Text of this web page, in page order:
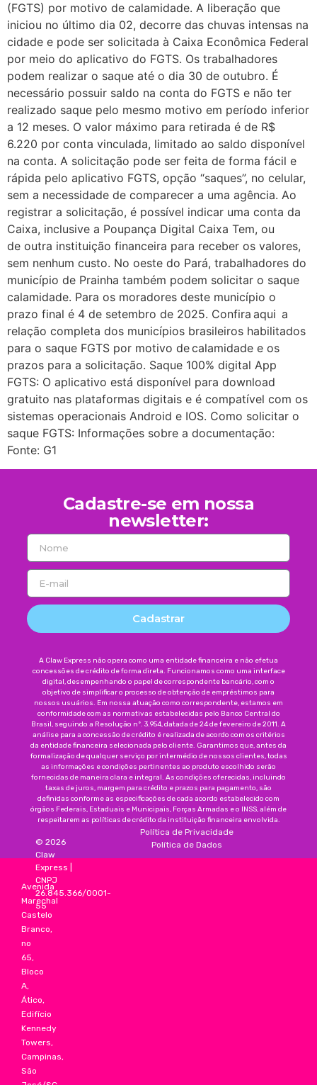
(FGTS) por motivo de calamidade. A liberação que
iniciou no último dia 02, decorre das chuvas intensas na
cidade e pode ser solicitada à Caixa Econômica Federal
por meio do aplicativo do FGTS. Os trabalhadores
podem realizar o saque até o dia 30 de outubro. É
necessário possuir saldo na conta do FGTS e não ter
realizado saque pelo mesmo motivo em período inferior
a 12 meses. O valor máximo para retirada é de R$
6.220 por conta vinculada, limitado ao saldo disponível
na conta. A solicitação pode ser feita de forma fácil e
rápida pelo aplicativo FGTS, opção “saques”, no celular,
sem a necessidade de comparecer a uma agência. Ao
registrar a solicitação, é possível indicar uma conta da
Caixa, inclusive a Poupança Digital Caixa Tem, ou
de outra instituição financeira para receber os valores,
sem nenhum custo. No oeste do Pará, trabalhadores do
município de Prainha também podem solicitar o saque
calamidade. Para os moradores deste município o
prazo final é 4 de setembro de 2025. Confira aqui a
relação completa dos municípios brasileiros habilitados
para o saque FGTS por motivo de calamidade e os
prazos para a solicitação. Saque 100% digital App
FGTS: O aplicativo está disponível para download
gratuito nas plataformas digitais e é compatível com os
sistemas operacionais Android e IOS. Como solicitar o
saque FGTS: Informações sobre a documentação:
Fonte: G1
Cadastre-se em nossa
newsletter:
Cadastrar
A Claw Express não opera como uma entidade financeira e não efetua
concessões de crédito de forma direta. Funcionamos como uma interface
digital, desempenhando o papel de correspondente bancário, com o
objetivo de simplificar o processo de obtenção de empréstimos para
nossos usuários. Em nossa atuação como correspondente, estamos em
conformidade com as normativas estabelecidas pelo Banco Central do
Brasil, seguindo a Resolução nº. 3.954, datada de 24 de fevereiro de 2011. A
análise para a concessão de crédito é realizada de acordo com os critérios
da entidade financeira selecionada pelo cliente. Garantimos que, antes da
formalização de qualquer serviço por intermédio de nossos clientes, todas
as informações e condições pertinentes ao produto escolhido serão
fornecidas de maneira clara e integral. As condições oferecidas, incluindo
taxas de juros, margem para crédito e prazos para pagamento, são
definidas conforme as especificações de cada acordo estabelecido com
órgãos Federais, Estaduais e Municipais, Forças Armadas e o INSS, além de
respeitarem as políticas de crédito da instituição financeira envolvida.
Avenida
Marechal
Castelo
Branco,
no
65,
Bloco
A,
Ático,
Edifício
Kennedy
Towers,
Campinas,
São
© 2026
Claw
Express
CNPJ
26.845.366/0001-
55
Política de Privacidade
Política de Dados